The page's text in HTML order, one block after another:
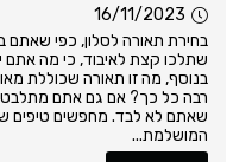
16/11/2023
בחירת תאורה לסלון, כפי שאתם
שתלכו קצת לאיבוד, כי מה אתם
בנוסף, מה זו תאורה שכוללת
רבה כל כך? אם גם אתם
שאתם לא לבד. מחפשים טיפים
המושלמת...